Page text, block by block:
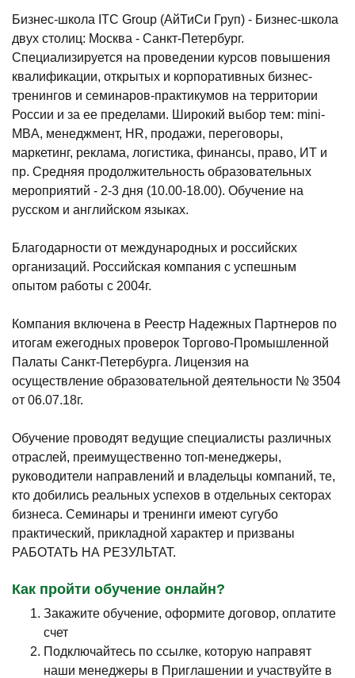
Бизнес-школа ITC Group (АйТиСи Груп) - Бизнес-школа
двух столиц: Москва - Санкт-Петербург.
Специализируется на проведении курсов повышения
квалификации, открытых и корпоративных бизнес-
тренингов и семинаров-практикумов на территории
России и за ее пределами. Широкий выбор тем: mini-
MBA, менеджмент, HR, продажи, переговоры,
маркетинг, реклама, логистика, финансы, право, ИТ и
пр. Средняя продолжительность образовательных
мероприятий - 2-3 дня (10.00-18.00). Обучение на
русском и английском языках.
Благодарности от международных и российских
организаций. Российская компания с успешным
опытом работы с 2004г.
Компания включена в Реестр Надежных Партнеров по
итогам ежегодных проверок Торгово-Промышленной
Палаты Санкт-Петербурга. Лицензия на
осуществление образовательной деятельности № 3504
от 06.07.18г.
Обучение проводят ведущие специалисты различных
отраслей, преимущественно топ-менеджеры,
руководители направлений и владельцы компаний, те,
кто добились реальных успехов в отдельных секторах
бизнеса. Семинары и тренинги имеют сугубо
практический, прикладной характер и призваны
РАБОТАТЬ НА РЕЗУЛЬТАТ.
Как пройти обучение онлайн?
Закажите обучение, оформите договор, оплатите
счет
Подключайтесь по ссылке, которую направят
наши менеджеры в Приглашении и участвуйте в